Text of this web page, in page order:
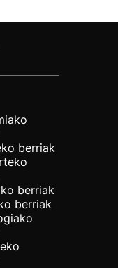
berriak
berriak
berriak